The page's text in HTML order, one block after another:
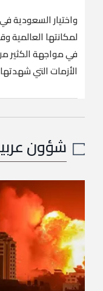
واختيار السعودية
لمكانتها العالمية
في مواجهة الكثير
الأزمات التي
شؤون